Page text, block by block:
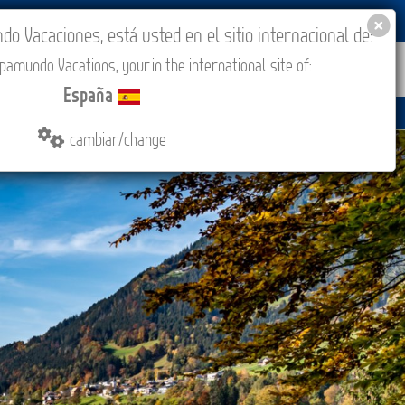
COMPRAR CONTACTO MÁS
Vacaciones, está usted en el sitio internacional de:
Vacations, your in the international site of:
España
cambiar/change